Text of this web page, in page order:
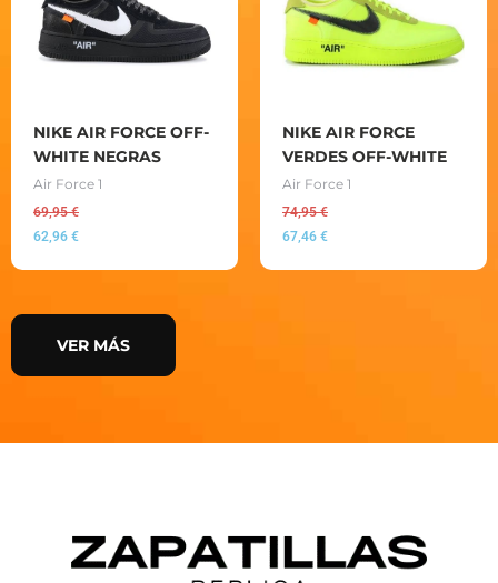
NIKE AIR FORCE OFF-
WHITE NEGRAS
Air Force 1
69,95€
62,96 €
NIKE AIR FORCE
VERDES OFF-WHITE
Air Force 1
74,95€
67,46 €
VER MÁS